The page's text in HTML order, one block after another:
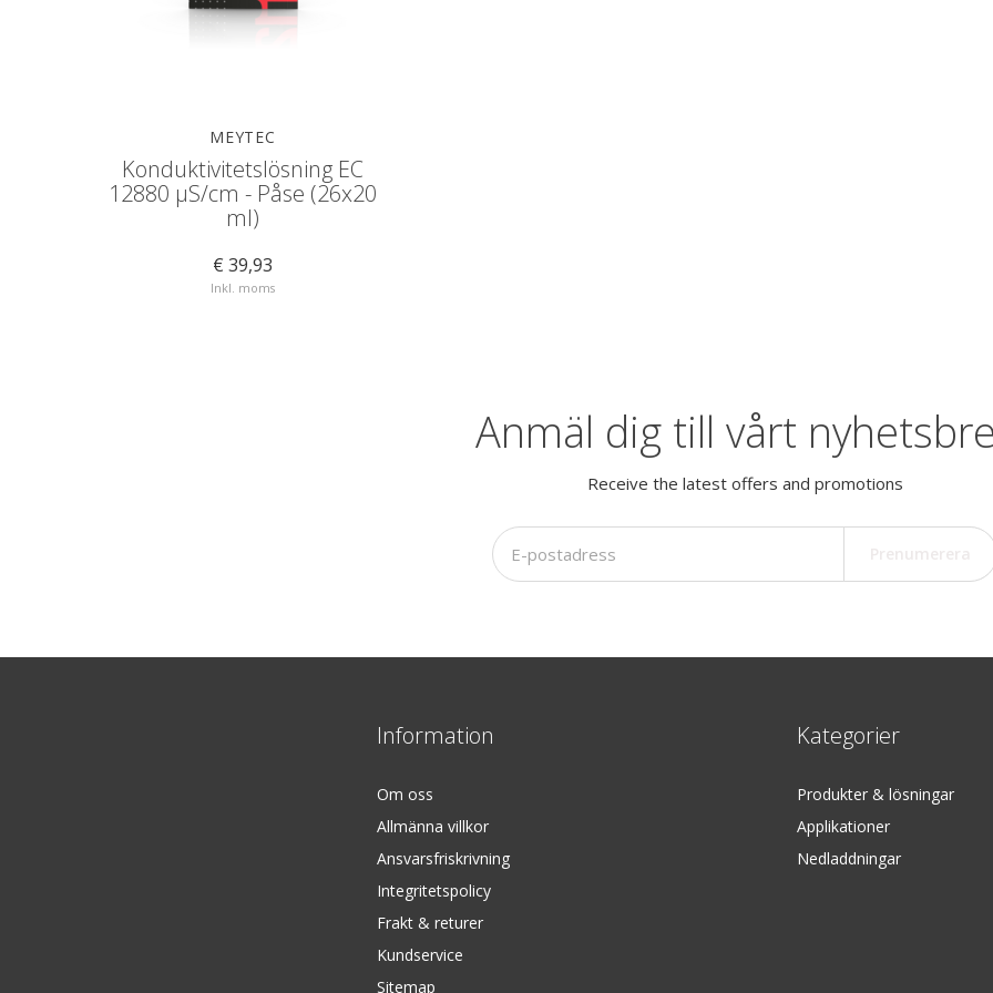
MEYTEC
Konduktivitetslösning EC
12880 µS/cm - Påse (26x20
ml)
€ 39,93
Inkl. moms
Anmäl dig till vårt
Receive the latest offers and promotions
Information
Om oss
Allmänna villkor
Ansvarsfriskrivning
Integritetspolicy
Frakt & returer
Kundservice
Sitemap
Kategorier
Produkter & lösningar
Applikationer
Nedladdningar